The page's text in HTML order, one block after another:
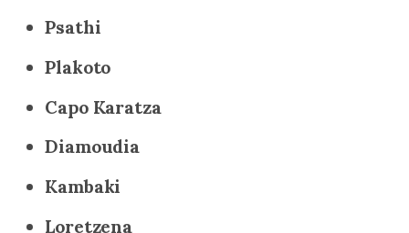
Psathi
Plakoto
Capo Karatza
Diamoudia
Kambaki
Loretzena